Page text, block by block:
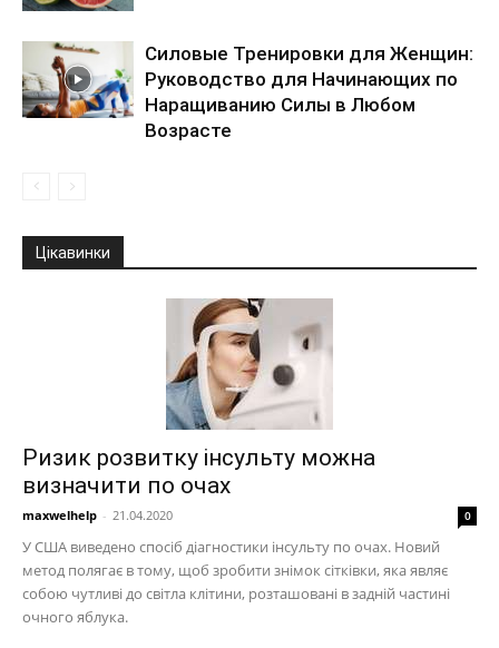
Силовые Тренировки для Женщин:
Руководство для Начинающих по
Наращиванию Силы в Любом
Возрасте
Цікавинки
Ризик розвитку інсульту можна
визначити по очах
maxwelhelp - 21.04.2020 0
У США виведено спосіб діагностики інсульту по очах. Новий
метод полягає в тому, щоб зробити знімок сітківки, яка являє
собою чутливі до світла клітини, розташовані в задній частині
очного яблука.